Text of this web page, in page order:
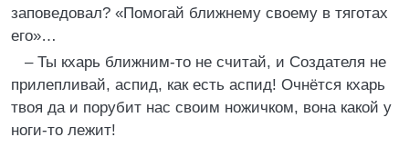
заповедовал? «Помогай ближнему своему в тяготах
его»…
– Ты кхарь ближним-то не считай, и Создателя не
прилепливай, аспид, как есть аспид! Очнётся кхарь
твоя да и порубит нас своим ножичком, вона какой у
ноги-то лежит!